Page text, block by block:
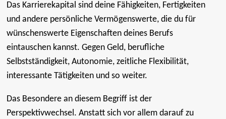
Das Karrierekapital sind deine Fähigkeiten, Fertigkeiten
und andere persönliche Vermögenswerte, die du für
wünschenswerte Eigenschaften deines Berufs
eintauschen kannst. Gegen Geld, berufliche
Selbstständigkeit, Autonomie, zeitliche Flexibilität,
interessante Tätigkeiten und so weiter.
Das Besondere an diesem Begriff ist der
Perspektivwechsel. Anstatt sich vor allem darauf zu